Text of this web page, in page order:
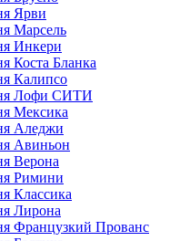
Ярви
Марсель
Инкери
Коста Бланка
Калипсо
Лофи СИТИ
Мексика
Аледжи
Авиньон
Верона
Римини
Классика
Лирона
Французкий Прованс